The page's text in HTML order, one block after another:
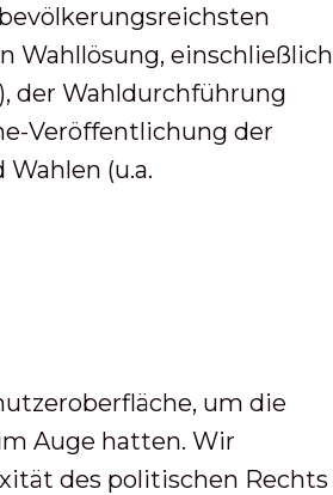
Wahllösung, einschließlich
der Wahldurchführung
Veröffentlichung der
(u.a.
um die
Auge hatten. Wir
des politischen Rechts